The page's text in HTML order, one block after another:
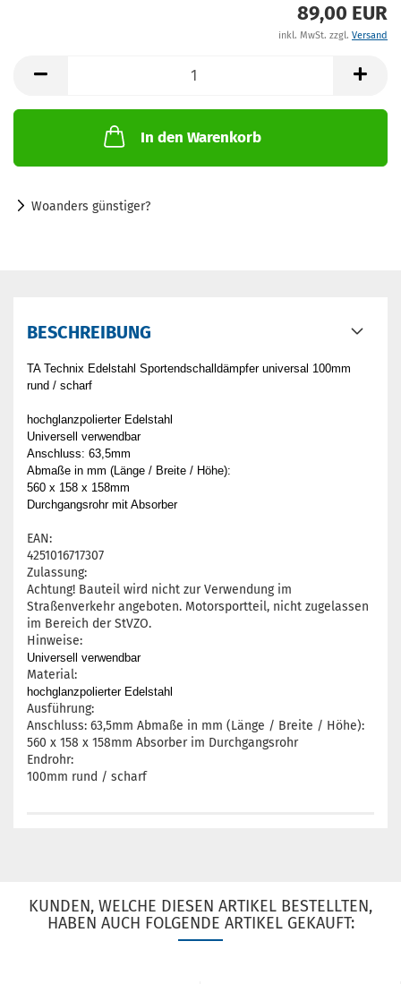
89,00 EUR
inkl. MwSt. zzgl. Versand
In den Warenkorb
Woanders günstiger?
BESCHREIBUNG
TA Technix Edelstahl Sportendschalldämpfer universal 100mm
rund / scharf
hochglanzpolierter Edelstahl
Universell verwendbar
Anschluss: 63,5mm
Abmaße in mm (Länge / Breite / Höhe):
560 x 158 x 158mm
Durchgangsrohr mit Absorber
EAN:
4251016717307
Zulassung:
Achtung! Bauteil wird nicht zur Verwendung im
Straßenverkehr angeboten. Motorsportteil, nicht zugelassen
im Bereich der StVZO.
Hinweise:
Universell verwendbar
Material:
hochglanzpolierter Edelstahl
Ausführung:
Anschluss: 63,5mm Abmaße in mm (Länge / Breite / Höhe):
560 x 158 x 158mm Absorber im Durchgangsrohr
Endrohr:
100mm rund / scharf
KUNDEN, WELCHE DIESEN ARTIKEL BESTELLTEN,
HABEN AUCH FOLGENDE ARTIKEL GEKAUFT: